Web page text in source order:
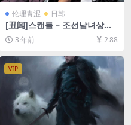
伦理青涩 日韩
[丑闻]스캔들 – 조선남녀상열
지사 (2003)[百度网盘+迅雷云
盘资源1080P超清未删减][MP
4/7GB][韩语中字]
3 年前 2.88
VIP